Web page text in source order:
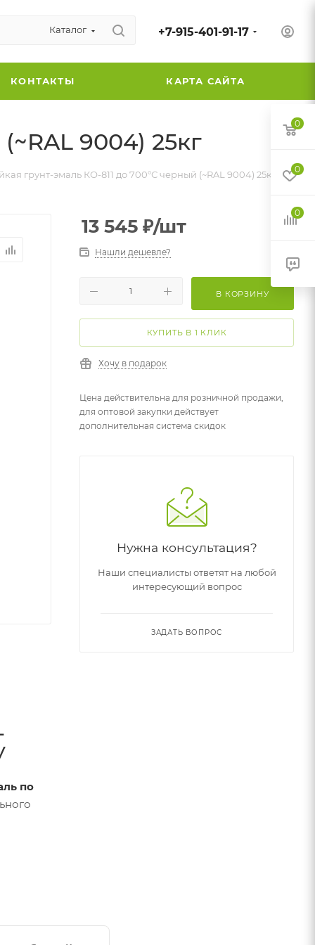
Каталог +7-915-401-91-17
КОНТАКТЫ КАРТА САЙТА
9004) 25кг
грунт-эмаль КО-811 до 700°С черный (~RAL 9004) 25кг
по
13 545 ₽/шт
Нашли дешевле?
В КОРЗИНУ
КУПИТЬ В 1 КЛИК
Хочу в подарок
Цена действительна для розничной продажи,
для оптовой закупки действует
дополнительная система скидок
Нужна консультация?
Наши специалисты ответят на любой
интересующий вопрос
ЗАДАТЬ ВОПРОС
0
0
0